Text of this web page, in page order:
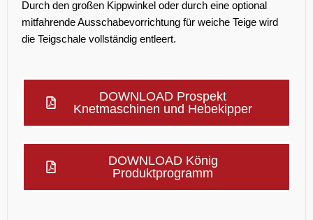
Durch den großen Kippwinkel oder durch eine optional
mitfahrende Ausschabevorrichtung für weiche Teige wird
die Teigschale vollständig entleert.
DOWNLOAD Prospekt
Knetmaschinen und Hebekipper
DOWNLOAD König
Produktprogramm